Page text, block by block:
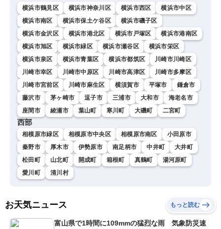
横浜市鶴見区 横浜市神奈川区 横浜市西区
横浜市中区
横浜市南区
横浜市保土ケ谷区
横浜市磯子区
横浜市金沢区
横浜市港北区 横浜市戸塚区
横浜市港南区
横浜市旭区
横浜市緑区 横浜市瀬谷区
横浜市栄区
横浜市泉区
横浜市青葉区 横浜市都筑区
川崎市川崎区
川崎市幸区
川崎市中原区 川崎市高津区
川崎市多摩区
川崎市宮前区
川崎市麻生区 横須賀市 平塚市
鎌倉市
藤沢市
茅ヶ崎市 逗子市 三浦市 大和市
海老名市
座間市
綾瀬市 葉山町 寒川町 大磯町 二宮町
西部
相模原市緑区 相模原市中央区 相模原市南区
小田原市
秦野市
厚木市 伊勢原市 南足柄市 中井町
大井町
松田町
山北町 開成町 箱根町 真鶴町
湯河原町
愛川町
清川村
お天気ニュース もっと読む
富山県で1時間に109mmの猛烈な雨 気象防災速